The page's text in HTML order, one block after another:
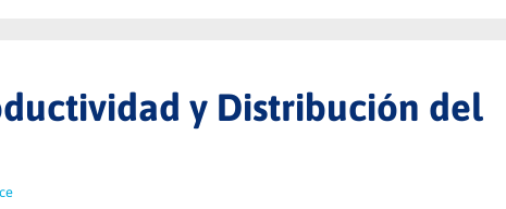
y Distribución del